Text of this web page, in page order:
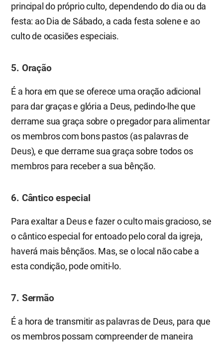
principal do próprio culto, dependendo do dia ou da
festa: ao Dia de Sábado, a cada festa solene e ao
culto de ocasiões especiais.
5. Oração
É a hora em que se oferece uma oração adicional
para dar graças e glória a Deus, pedindo-lhe que
derrame sua graça sobre o pregador para alimentar
os membros com bons pastos (as palavras de
Deus), e que derrame sua graça sobre todos os
membros para receber a sua bênção.
6. Cântico especial
Para exaltar a Deus e fazer o culto mais gracioso, se
o cântico especial for entoado pelo coral da igreja,
haverá mais bênçãos. Mas, se o local não cabe a
esta condição, pode omiti-lo.
7. Sermão
É a hora de transmitir as palavras de Deus, para que
os membros possam compreender de maneira